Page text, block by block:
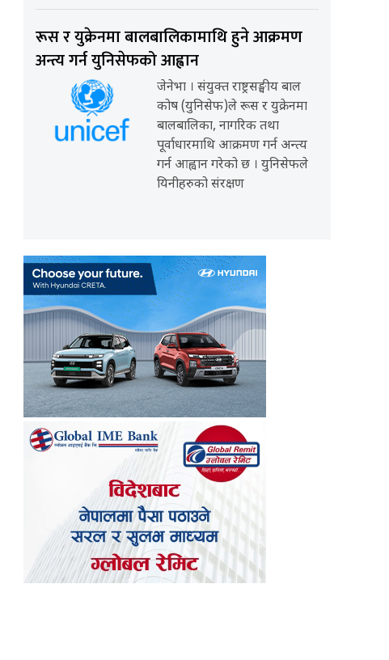
रूस र युक्रेनमा बालबालिकामाथि हुने आक्रमण
अन्त्य गर्न युनिसेफको आह्वान
जेनेभा । संयुक्त राष्ट्रसङ्घीय बाल
कोष (युनिसेफ)ले रूस र युक्रेनमा
बालबालिका, नागरिक तथा
पूर्वाधारमाथि आक्रमण गर्न अन्त्य
गर्न आह्वान गरेको छ । युनिसेफले
यिनीहरुको संरक्षण